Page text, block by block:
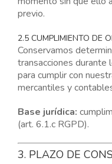
previo.
2.5 CUMPLIMIENTO DE
Conservamos
transacciones
para cumplir con
mercantiles y
Base jurídica:
(art. 6.1.c RGPD).
3. PLAZO DE